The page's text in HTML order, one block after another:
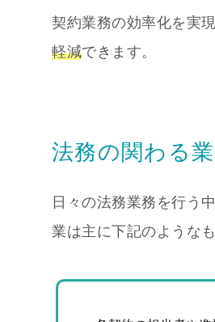
契約業務の効率化を実
軽減できます。
法務の関わる
日々の法務業務を行う
業は主に下記のような